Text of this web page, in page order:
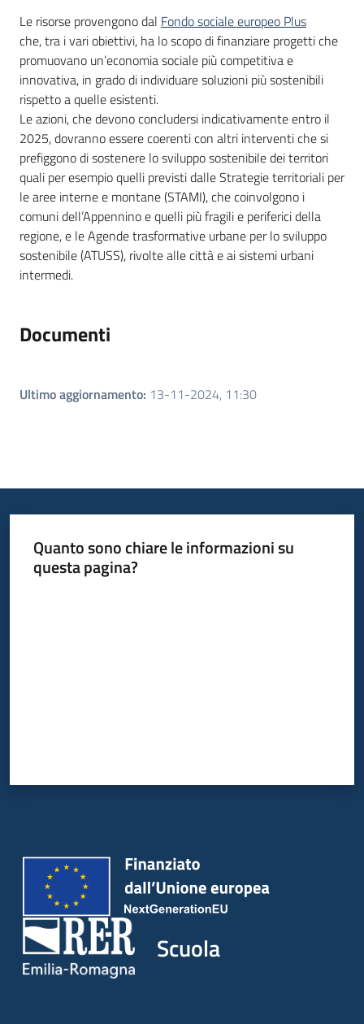
Le risorse provengono dal Fondo sociale europeo Plus
che, tra i vari obiettivi, ha lo scopo di finanziare progetti che
promuovano un’economia sociale più competitiva e
innovativa, in grado di individuare soluzioni più sostenibili
rispetto a quelle esistenti.
Le azioni, che devono concludersi indicativamente entro il
2025, dovranno essere coerenti con altri interventi che si
prefiggono di sostenere lo sviluppo sostenibile dei territori
quali per esempio quelli previsti dalle Strategie territoriali per
le aree interne e montane (STAMI), che coinvolgono i
comuni dell’Appennino e quelli più fragili e periferici della
regione, e le Agende trasformative urbane per lo sviluppo
sostenibile (ATUSS), rivolte alle città e ai sistemi urbani
intermedi.
Documenti
Ultimo aggiornamento: 13-11-2024, 11:30
Quanto sono chiare le informazioni su
questa pagina?
Scuola